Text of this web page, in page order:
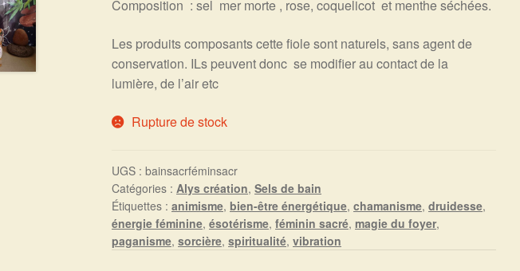
Composition : sel mer morte , rose, coquelicot et menthe séchées.
Les produits composants cette fiole sont naturels, sans agent de
conservation. ILs peuvent donc se modifier au contact de la
lumière, de l’air etc
Rupture de stock
UGS :bainsacrféminsacr
Catégories :Alys création,Sels de bain
Étiquettes :animisme,bien-être énergétique,chamanisme,druidesse,
énergie féminine,ésotérisme,féminin sacré, magie du foyer,
paganisme,sorcière,spiritualité,vibration